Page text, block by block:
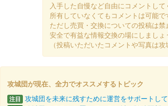
美濃金山城跡 御城印 山
販売終了
山城に行こう！2024の美濃金山城ブー
槍「人間無骨」が配置されており……
美濃金山城 御城印 冬版
入手した自慢など自由にコメントして
所有していなくてもコメントは可能
ただし売買・交換についての投稿は
安全で有益な情報交換の場にしましょ
（投稿いただいたコメントや写真は
攻城団が現在、全力でオススメするトピック
注目 攻城団を未来に残すために運営をサポートし